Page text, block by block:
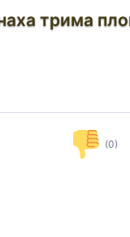
трима
(0)